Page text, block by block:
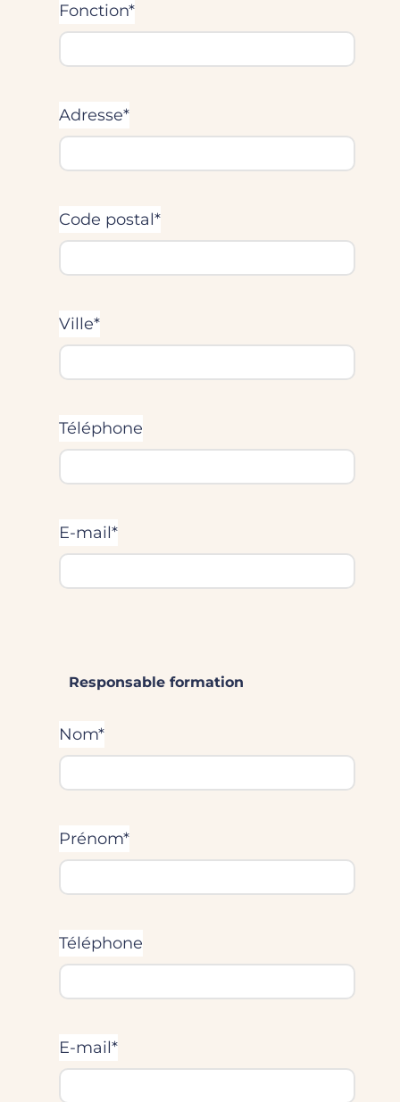
Fonction*
Adresse*
Code postal*
Ville*
Téléphone
E-mail*
Responsable formation
Nom*
Prénom*
Téléphone
E-mail*